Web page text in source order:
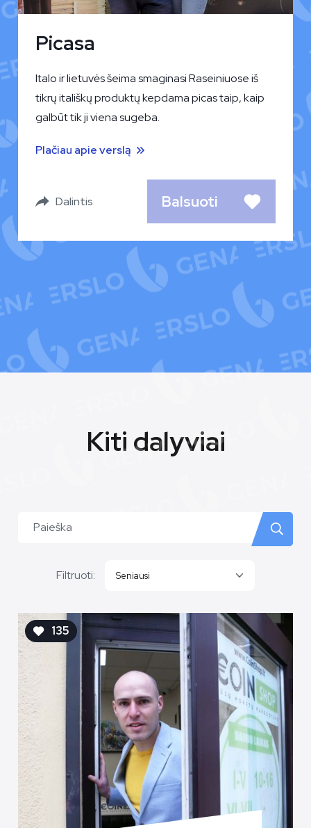
Picasa
Italo ir lietuvės šeima smaginasi Raseiniuose iš
tikrų itališkų produktų kepdama picas taip, kaip
galbūt tik ji viena sugeba.
Plačiau apie verslą
Dalintis Balsuoti
Kiti dalyviai
Filtruoti: Seniausi
135